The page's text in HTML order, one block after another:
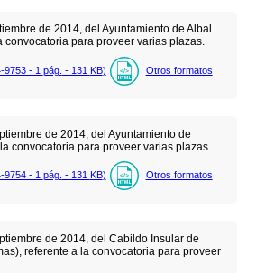
de 2014, del Ayuntamiento de Albal
convocatoria para proveer varias plazas.
9753 - 1 pág. - 131 KB) Otros formatos
de 2014, del Ayuntamiento de
convocatoria para proveer varias plazas.
9754 - 1 pág. - 131 KB) Otros formatos
de 2014, del Cabildo Insular de
referente a la convocatoria para proveer